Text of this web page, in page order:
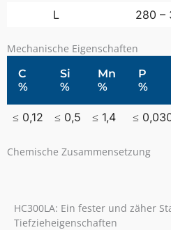
L
280 –
Mechanische Eigenschaften
C
%
Si
%
Mn
%
P
%
≤ 0,12 ≤ 0,5 ≤ 1,4 ≤
Chemische Zusammensetzung
HC300LA: Ein fester und zäher
Tiefzieheigenschaften